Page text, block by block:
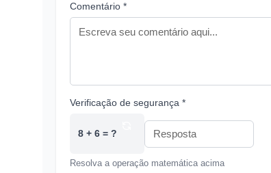
Comentário *
Verificação de segurança *
8 + 6 = ?
Resolva a operação matemática acima